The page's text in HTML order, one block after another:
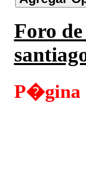
Foro
P�gina